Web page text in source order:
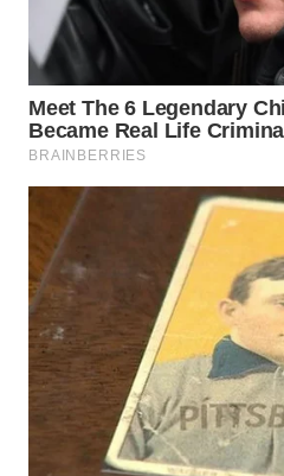
DANAU
TOBA
WN
NIAS
WN
LANGKAT
WN
TAPANULI
SELATAN
TANJUNG